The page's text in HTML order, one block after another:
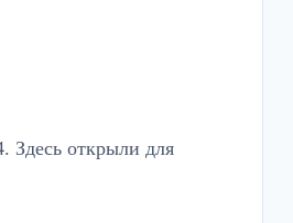
Здесь открыли для